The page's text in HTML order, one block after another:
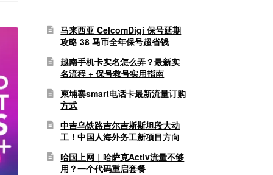
马来西亚 CelcomDigi 保号延期
攻略 38 马币全年保号超省钱
越南手机卡实名怎么弄？最新实
名流程 + 保号救号实用指南
柬埔寨smart电话卡最新流量订购
方式
中吉乌铁路吉尔吉斯斯坦段大动
工！中国人海外务工新项目方向
哈国上网｜哈萨克Activ流量不够
用？一个代码重启套餐